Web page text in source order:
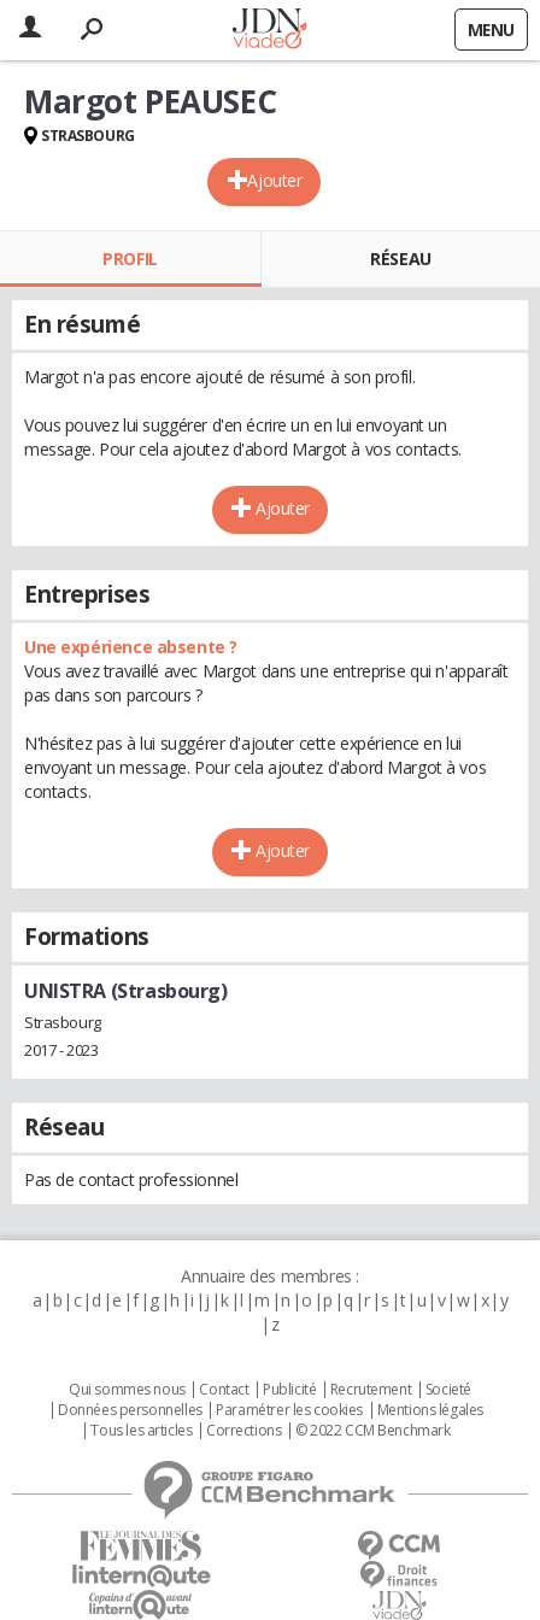
MENU
Ajouter
Margot PEAUSEC
STRASBOURG
PROFIL RÉSEAU
En résumé
Margot n'a pas encore ajouté de résumé à son profil.
Vous pouvez lui suggérer d'en écrire un en lui envoyant un
message. Pour cela ajoutez d'abord Margot à vos contacts.
Ajouter
Entreprises
Une expérience absente ?
Vous avez travaillé avec Margot dans une entreprise qui n'apparaît
pas dans son parcours ?
N'hésitez pas à lui suggérer d'ajouter cette expérience en lui
envoyant un message. Pour cela ajoutez d'abord Margot à vos
contacts.
Ajouter
Formations
UNISTRA (Strasbourg)
Strasbourg
2017 - 2023
Réseau
Pas de contact professionnel
Annuaire des membres :
a b c d e f g h i j k l m n o p q r s t u v w x y
z
Qui sommes nous Contact Publicité Recrutement
Societé
Données personnelles
Paramétrer les cookies
Mentions légales
Tous les articles
Corrections © 2022 CCM Benchmark